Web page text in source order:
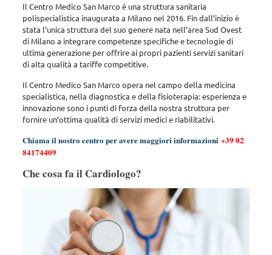
Il Centro Medico San Marco è una struttura sanitaria
polispecialistica inaugurata a Milano nel 2016. Fin dall’inizio è
stata l’unica struttura del suo genere nata nell’area Sud Ovest
di Milano a integrare competenze specifiche e tecnologie di
ultima generazione per offrire ai propri pazienti servizi sanitari
di alta qualità a tariffe competitive.
Il Centro Medico San Marco opera nel campo della medicina
specialistica, nella diagnostica e della fisioterapia: esperienza e
innovazione sono i punti di forza della nostra struttura per
fornire un’ottima qualità di servizi medici e riabilitativi.
Chiama il nostro centro per avere maggiori informazioni +39 02
84174409
Che cosa fa il Cardiologo?